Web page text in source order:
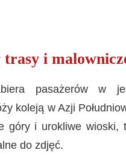
i
pasażerów w
koleją w Azji
góry i urokliwe wioski,
do zdjęć.